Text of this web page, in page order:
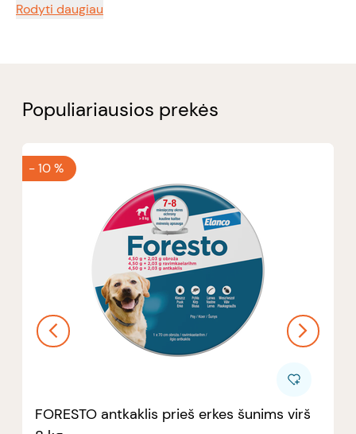
Rodyti daugiau
Populiariausios prekės
-10 %
FORESTO antkaklis prieš erkes šunims virš